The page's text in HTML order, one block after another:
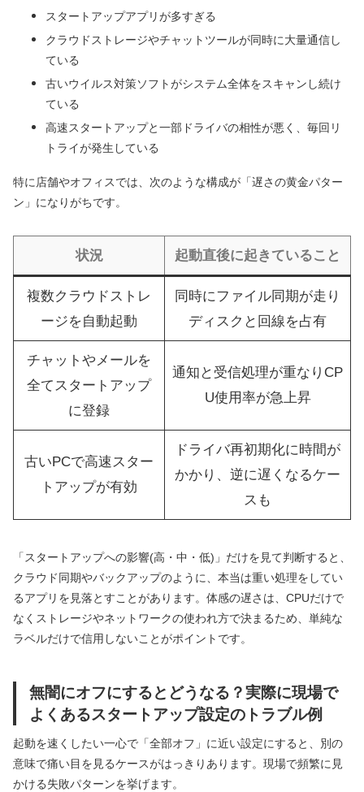
スタートアップアプリが多すぎる
クラウドストレージやチャットツールが同時に大量通信し
ている
古いウイルス対策ソフトがシステム全体をスキャンし続け
ている
高速スタートアップと一部ドライバの相性が悪く、毎回リ
トライが発生している
特に店舗やオフィスでは、次のような構成が「遅さの黄金パター
ン」になりがちです。
状況 起動直後に起きていること
複数クラウドストレ
ージを自動起動
同時にファイル同期が走り
ディスクと回線を占有
チャットやメールを
全てスタートアップ
に登録
通知と受信処理が重なりCP
U使用率が急上昇
古いPCで高速スター
トアップが有効
ドライバ再初期化に時間が
かかり、逆に遅くなるケー
スも
「スタートアップへの影響(高・中・低)」だけを見て判断すると、
クラウド同期やバックアップのように、本当は重い処理をしてい
るアプリを見落とすことがあります。体感の遅さは、CPUだけで
なくストレージやネットワークの使われ方で決まるため、単純な
ラベルだけで信用しないことがポイントです。
無闇にオフにするとどうなる？実際に現場で
よくあるスタートアップ設定のトラブル例
起動を速くしたい一心で「全部オフ」に近い設定にすると、別の
意味で痛い目を見るケースがはっきりあります。現場で頻繁に見
かける失敗パターンを挙げます。